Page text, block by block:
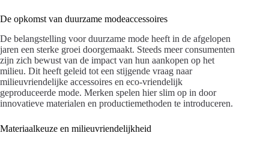
De opkomst van duurzame modeaccessoires
De belangstelling voor duurzame mode heeft in de afgelopen
jaren een sterke groei doorgemaakt. Steeds meer consumenten
zijn zich bewust van de impact van hun aankopen op het
milieu. Dit heeft geleid tot een stijgende vraag naar
milieuvriendelijke accessoires en eco-vriendelijk
geproduceerde mode. Merken spelen hier slim op in door
innovatieve materialen en productiemethoden te introduceren.
Materiaalkeuze en milieuvriendelijkheid